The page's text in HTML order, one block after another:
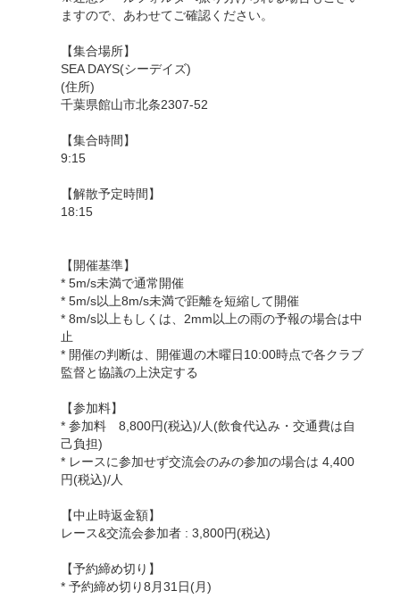
ますので、あわせてご確認ください。
【集合場所】
SEA DAYS(シーデイズ)
(住所)
千葉県館山市北条2307-52
【集合時間】
9:15
【解散予定時間】
18:15
【開催基準】
* 5m/s未満で通常開催
* 5m/s以上8m/s未満で距離を短縮して開催
* 8m/s以上もしくは、2mm以上の雨の予報の場合は中
止
* 開催の判断は、開催週の木曜日10:00時点で各クラブ
監督と協議の上決定する
【参加料】
* 参加料 8,800円(税込)/人(飲食代込み・交通費は自
己負担)
* レースに参加せず交流会のみの参加の場合は 4,400
円(税込)/人
【中止時返金額】
レース&交流会参加者 : 3,800円(税込)
【予約締め切り】
* 予約締め切り8月31日(月)